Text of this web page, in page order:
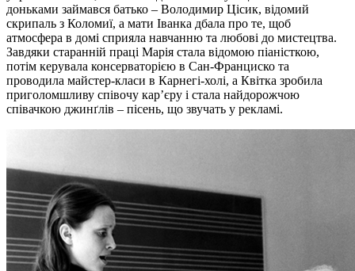
доньками займався батько – Володимир Цісик, відомий
скрипаль з Коломиї, а мати Іванка дбала про те, щоб
атмосфера в домі сприяла навчанню та любові до мистецтва.
Завдяки старанній праці Марія стала відомою піаністкою,
потім керувала консерваторією в Сан-Франциско та
проводила майстер-класи в Карнегі-холі, а Квітка зробила
приголомшливу співочу кар’єру і стала найдорожчою
співачкою джинґлів – пісень, що звучать у рекламі.